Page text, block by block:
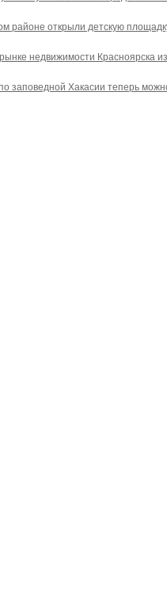
районе открыли детскую
недвижимости Красноярска
заповедной Хакасии теперь